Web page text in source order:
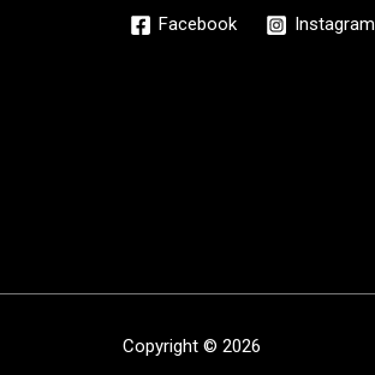
Facebook Instagram
Copyright © 2026